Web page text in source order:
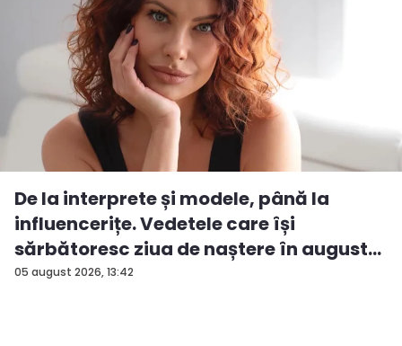
05 august 2026, 13:42
De la interprete și modele, până la
influencerițe. Vedetele care își
sărbătoresc ziua de naștere în august...